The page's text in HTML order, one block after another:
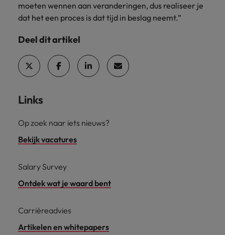
moeten wennen aan veranderingen, dus realiseer je
dat het een proces is dat tijd in beslag neemt.”
Deel dit artikel
Links
Op zoek naar iets nieuws?
Bekijk vacatures
Salary Survey
Ontdek wat je waard bent
Carrièreadvies
Artikelen en whitepapers